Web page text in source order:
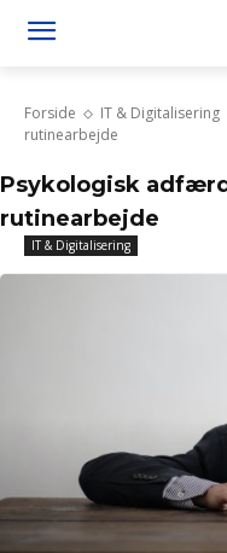
Forside IT & Digitalisering
rutinearbejde
Psykologisk
rutinearbejde
IT & Digitalisering